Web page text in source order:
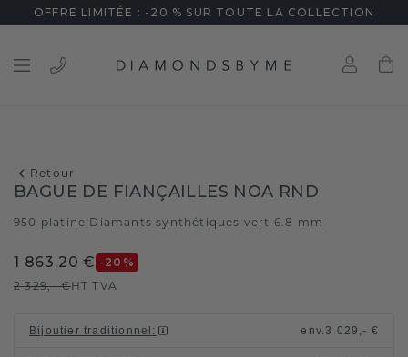
OFFRE LIMITÉE : -20 % SUR TOUTE LA COLLECTION
Retour
BAGUE DE FIANÇAILLES NOA RND
950 platine Diamants synthétiques vert 6.8 mm
1 863,20 € -20 %
2 329,- €HT TVA
Bijoutier traditionnel : env.3 029,- €